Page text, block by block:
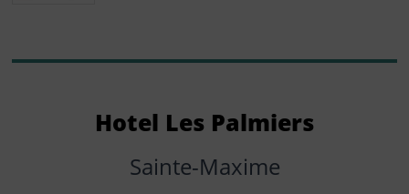
Hotel Les Palmiers
Sainte-Maxime